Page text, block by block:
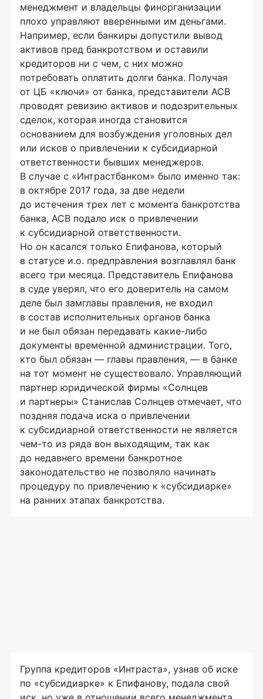
менеджмент и владельцы финорганизации
плохо управляют вверенными им деньгами.
Например, если банкиры допустили вывод
активов пред банкротством и оставили
кредиторов ни с чем, с них можно
потребовать оплатить долги банка. Получая
от ЦБ «ключи» от банка, представители АСВ
проводят ревизию активов и подозрительных
сделок, которая иногда становится
основанием для возбуждения уголовных дел
или исков о привлечении к субсидиарной
ответственности бывших менеджеров.
В случае с «Интрастбанком» было именно так:
в октябре 2017 года, за две недели
до истечения трех лет с момента банкротства
банка, АСВ подало иск о привлечении
к субсидиарной ответственности.
Но он касался только Епифанова, который
в статусе и.о. предправления возглавлял банк
всего три месяца. Представитель Епифанова
в суде уверял, что его доверитель на самом
деле был замглавы правления, не входил
в состав исполнительных органов банка
и не был обязан передавать какие-либо
документы временной администрации. Того,
кто был обязан — главы правления, — в банке
на тот момент не существовало. Управляющий
партнер юридической фирмы «Солнцев
и партнеры» Станислав Солнцев отмечает, что
поздняя подача иска о привлечении
к субсидиарной ответственности не является
чем-то из ряда вон выходящим, так как
до недавнего времени банкротное
законодательство не позволяло начинать
процедуру по привлечению к «субсидиарке»
на ранних этапах банкротства.
Группа кредиторов «Интраста», узнав об иске
по «субсидиарке» к Епифанову, подала свой